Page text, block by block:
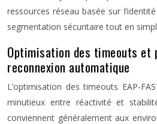
ressources réseau basée sur
segmentation sécuritaire tout en
Optimisation des timeouts et
reconnexion automatique
L’optimisation des timeouts EAP-
minutieux entre réactivité et
conviennent généralement aux